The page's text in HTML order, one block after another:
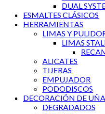
DUAL
ESMALTES CLÁSICOS
HERRAMIENTAS
LIMAS Y
LIMAS
ALICATES
TIJERAS
EMPUJADOR
PODODISCOS
DECORACIÓN DE
DEGRADADOS